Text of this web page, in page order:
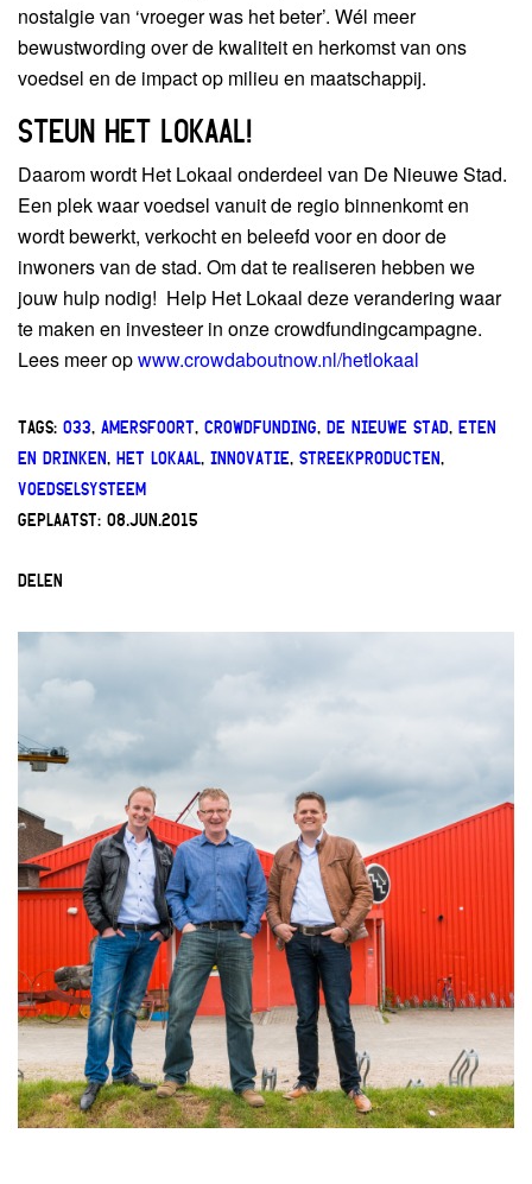
nostalgie van ‘vroeger was het beter’. Wél meer
bewustwording over de kwaliteit en herkomst van ons
voedsel en de impact op milieu en maatschappij.
STEUN HET LOKAAL!
Daarom wordt Het Lokaal onderdeel van De Nieuwe Stad.
Een plek waar voedsel vanuit de regio binnenkomt en
wordt bewerkt, verkocht en beleefd voor en door de
inwoners van de stad. Om dat te realiseren hebben we
jouw hulp nodig! Help Het Lokaal deze verandering waar
te maken en investeer in onze crowdfundingcampagne.
Lees meer opwww.crowdaboutnow.nl/hetlokaal
TAGS: 033 AMERSFOORT CROWDFUNDING DE NIEUWE STAD ETEN
EN DRINKEN HET LOKAAL INNOVATIE STREEKPRODUCTEN
VOEDSELSYSTEEM
GEPLAATST: 08.JUN.2015
DELEN